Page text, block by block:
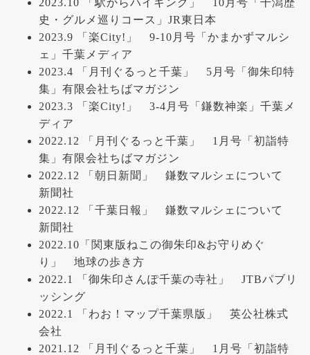
2023.10 「駅からハイキング」 10月号「干潟歴
史・グルメ巡りコース」JR東日本
2023.9 「楽City!」 9-10月号「かまかずマルシ
ェ」千葉メディア
2023.4 「月刊ぐるっと千葉」 5月号「御朱印特
集」有限会社ちばマガジン
2023.3 「楽City!」 3-4月号「鎌数神楽」千葉メ
ディア
2022.12 「月刊ぐるっと千葉」 1月号「初詣特
集」有限会社ちばマガジン
2022.12 「朝日新聞」 鎌数マルシェについて
新聞社
2022.12 「千葉日報」 鎌数マルシェについて
新聞社
2022.10「関東版ねこの御朱印&お守りめぐ
り」 地球の歩き方
2022.1 「御朱印さんぽ千葉の寺社」 JTBパブリ
ッシング
2022.1 「わお！マップ千葉県版」 英公社株式
会社
2021.12 「月刊ぐるっと千葉」 1月号「初詣特